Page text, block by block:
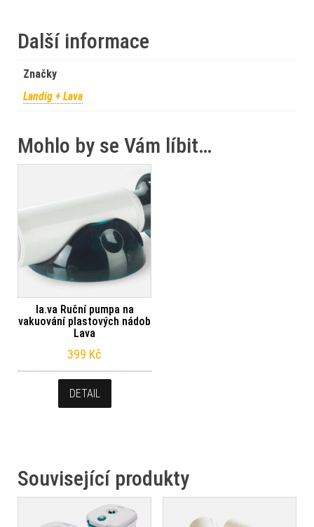
Další informace
Značky
Landig + Lava
Mohlo by se Vám líbit…
la.va Ruční pumpa na
vakuování plastových nádob
Lava
399 Kč
DETAIL
Související produkty